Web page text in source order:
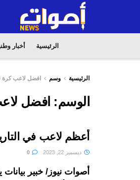
الرئيسية أخبار
الرئيسية وسم افضل لاعب كرة
الوسم: افضل
أعظم لاعب في
ديسمبر 22, 2023
أصوات نيوز/ خبير